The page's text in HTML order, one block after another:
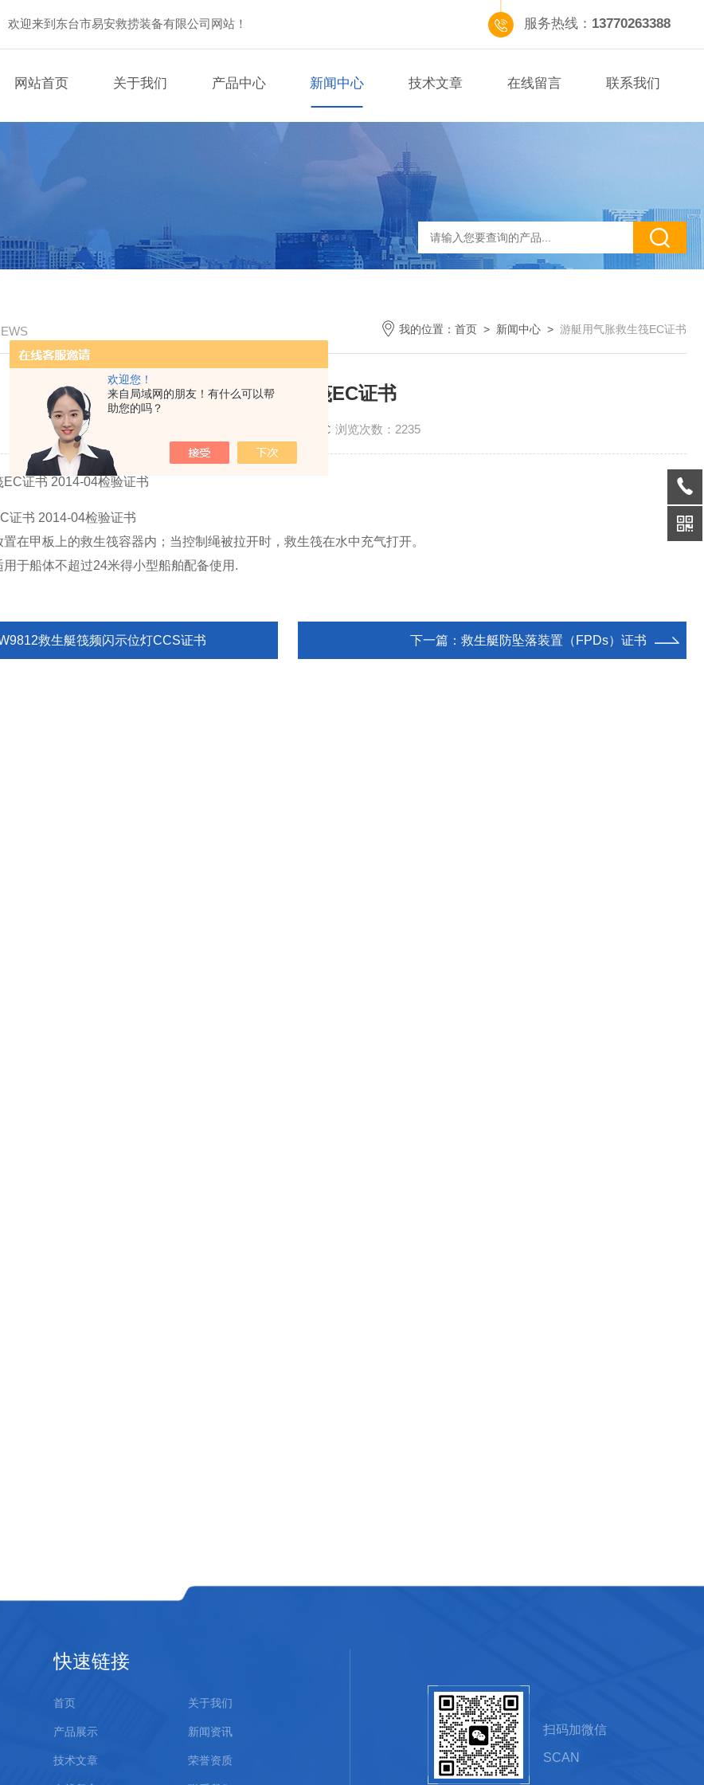
欢迎您！
来自局域网的朋友！有什么可以帮
助您的吗？
欢迎来到东台市易安救捞装备有限公司网站！ 服务热线： 13770263388
网站首页 关于我们 产品中心 新闻中心 技术文章 在线留言 联系我们
我的位置： 首页 > 新闻中心 > 游艇用气胀救生筏EC证书
游艇用气胀救生筏EC证书
浏览次数：2235
证书 2014-04检验证书
在甲板上的救生筏容器内；当控制绳被拉开时，救生筏在水中充气打开。
于船体不超过24米得小型船舶配备使用.
救生艇筏频闪示位灯CCS证书 下一篇： 救生艇防坠落装置（FPDs）证书
快速链接
首页 关于我们
产品展示 新闻资讯
技术文章 荣誉资质
扫码加微信
SCAN